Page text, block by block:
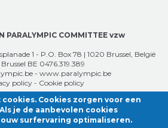
PARALYMPIC COMMITTEE vzw
1 - P.O. Box 78 | 1020 Brussel, België
BE 0476.319.389
- www.paralympic.be
policy - Cookie policy
Cookies zorgen voor een
je de aanbevolen cookies
surfervaring optimaliseren.